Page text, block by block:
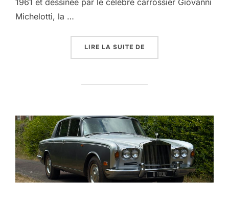
1961 et dessinée par le célèbre carrossier Giovanni
Michelotti, la …
LIRE LA SUITE DE